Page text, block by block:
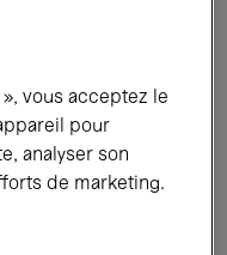
vous acceptez le
pour
analyser son
de marketing.